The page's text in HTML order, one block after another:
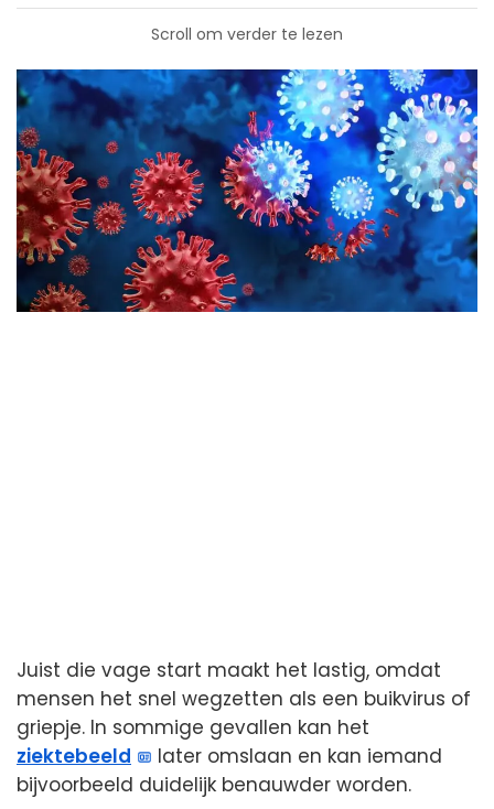
Scroll om verder te lezen
Juist die vage start maakt het lastig, omdat
mensen het snel wegzetten als een buikvirus of
griepje. In sommige gevallen kan het
ziektebeeld
later omslaan en kan iemand
bijvoorbeeld duidelijk benauwder worden.